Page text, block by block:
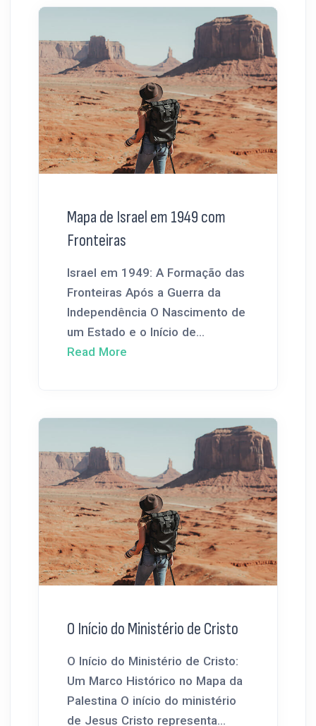
Mapa de Israel em 1949 com
Fronteiras
Israel em 1949: A Formação das
Fronteiras Após a Guerra da
Independência O Nascimento de
um Estado e o Início de...
Read More
O Início do Ministério de Cristo
O Início do Ministério de Cristo:
Um Marco Histórico no Mapa da
Palestina O início do ministério
de Jesus Cristo representa...